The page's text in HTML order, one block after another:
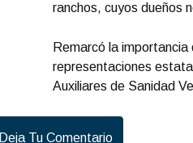
ranchos, cuyos dueños
Remarcó la
representaciones
Auxiliares de Sanidad
Deja Tu Comentario